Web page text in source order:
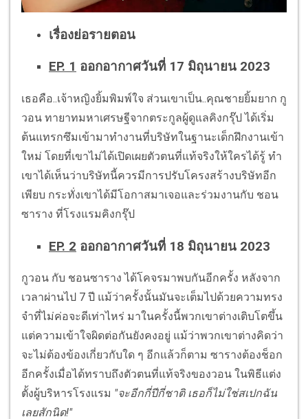
เรื่องย่อรายตอน
EP. 1 ออกอากาศวันที่ 17 มิถุนายน 2023
เธอคือ..เจ้าหญิงยิ้มพิมพ์ใจ ส่วนเขาเป็น..คุณชายยิ้มยาก กู
วอน ทายาทมหาเศรษฐีจากตระกูลผู้ดูแลคิงกรุ๊ป ได้เริ่ม
ต้นแทรกซึมเข้ามาทำงานที่บริษัทในฐานะเด็กฝึกงานเข้า
ใหม่ โดยที่เขาไม่ได้เปิดเผยตัวตนที่แท้จริงให้ใครได้รู้ ทำ
เขาได้เห็นว่าบริษัทนี้ควรมีการปรับโครงสร้างบริษัทอีก
เพียบ กระทั่งเขาได้มีโอกาสมาเจอและร่วมงานกับ ชอน
ซาราง ที่โรงแรมคิงกรุ๊ป
EP. 2 ออกอากาศวันที่ 18 มิถุนายน 2023
กูวอน กับ ชอนซาราง ได้โคจรมาพบกันอีกครั้ง หลังจาก
เวลาผ่านไป 7 ปี แม้ว่าครั้งนั้นมันจะเต็มไปด้วยความทรง
จำที่ไม่ค่อจะดีเท่าไหร่ มาในครั้งนี้พวกเขาต่างเติบโตขึ้น
แต่ความเข้าใจผิดต่อกันยังคงอยู่ แม้ว่าพวกเขาต่างคิดว่า
จะไม่ต้องข้องเกี่ยวกับใด ๆ อีกแล้วก็ตาม ซารางต้องช็อก
อีกครั้งเมื่อได้ทราบถึงตัวตนที่แท้จริงของวอน ในพิธีแต่ง
ตั้งผู้บริหารโรงแรม "จะอีกกี่ปีกี่ชาติ เธอก็ไม่ใช่สเปกฉัน
เลยสักนิด!"